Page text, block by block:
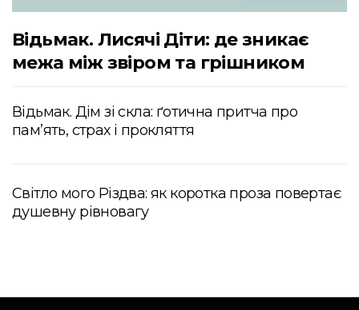
Відьмак. Лисячі Діти: де зникає
межа між звіром та грішником
Відьмак. Дім зі скла: ґотична притча про
пам’ять, страх і прокляття
Світло мого Різдва: як коротка проза повертає
душевну рівновагу